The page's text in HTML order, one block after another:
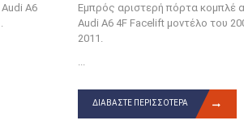
A6
Εμπρός αριστερή πόρτα κομπλέ
Audi A6 4F Facelift μοντέλο του
2011.
...
ΔΙΑΒΆΣΤΕ ΠΕΡΙΣΣΌΤΕΡΑ